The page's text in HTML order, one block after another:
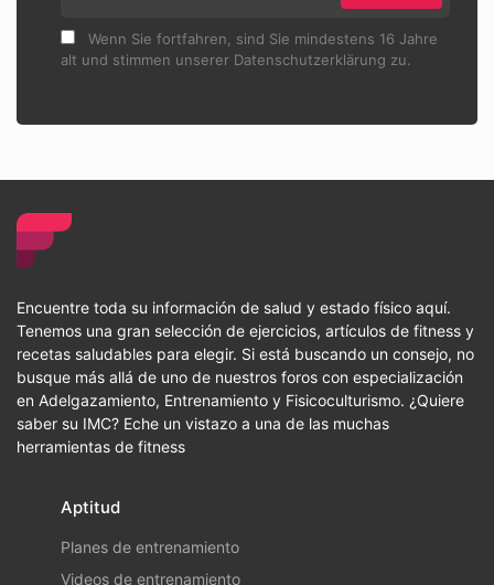
Wenn Sie fortfahren, sind Sie mindestens 16 Jahre
alt und stimmen unserer Datenschutzerklärung zu.
Encuentre toda su información de salud y estado físico aquí.
Tenemos una gran selección de ejercicios, artículos de fitness y
recetas saludables para elegir. Si está buscando un consejo, no
busque más allá de uno de nuestros foros con especialización
en Adelgazamiento, Entrenamiento y Fisicoculturismo. ¿Quiere
saber su IMC? Eche un vistazo a una de las muchas
herramientas de fitness
Aptitud
Planes de entrenamiento
Videos de entrenamiento